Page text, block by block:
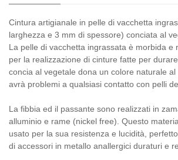
Cintura artigianale in pelle di vacchetta
larghezza e 3 mm di spessore) conciata al
La pelle di vacchetta ingrassata è morbida e
per la realizzazione di cinture fatte per
concia al vegetale dona un colore naturale
avrà problemi a qualsiasi contatto con pelli
La fibbia ed il passante sono realizzati in
alluminio e rame (nickel free). Questo
usato per la sua resistenza e lucidità,
di accessori in metallo anallergici duraturi e